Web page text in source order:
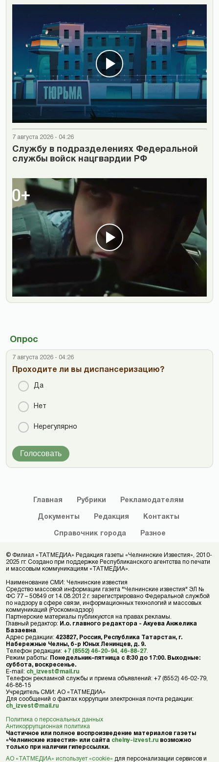
7 августа 2026 - 04:26
Cлужбу в подразделениях Федеральной
службы войск нацгвардии РФ
Опрос
7 августа 2026 - 04:26
Проходите ли вы диспансеризацию?
Да
Нет
Нерегулярно
Голосовать
Главная Рубрики Рекламодателям
Документы Редакция Контакты
Справочник города Разное
© Филиал «ТАТМЕДИА» Редакция газеты «Челнинские Известия», 2010-
2025 гг. Создано при поддержке Республиканского агентства по печати
и массовым коммуникациям «ТАТМЕДИА».
Наименование СМИ: Челнинские известия
Средство массовой информации газета "Челнинские известия" ЭЛ №
ФС 77 – 50849 от 14.08.2012 г. зарегистрировано Федеральной службой
по надзору в сфере связи, информационных технологий и массовых
коммуникаций (Роскомнадзор)
Партнерские материалы публикуются на правах рекламы.
Главный редактор: И.о. главного редактора - Акуева Анжелика
Базаевна
Адрес редакции: 423827, Россия, Республика Татарстан, г.
Набережные Челны, б-р Юных Ленинцев, д. 9.
Телефон редакции: +7 (8552) 46-20-94 46-88-27
Режим работы: Понедельник–пятница с 8:30 до 17:00. Выходные:
суббота, воскресенье.
E-mail: ch_izvest@mail.ru
Телефон рекламной службы и приема объявлений: +7 (8552) 46-02-79,
46-88-15
Учредитель СМИ: АО «ТАТМЕДИА»
Для сообщений о фактах коррупции электронная почта редакции:
ch_izvest@mail.ru
Политика о персональных данных
Антикоррупционная политика
Частичное или полное воспроизведение материалов газеты
«Челнинские известия» или сайта chelny-izvest.ru возможно
только при наличии гиперссылки.
АО «ТАТМЕДИА» использует «cookie» для персонализации сервисов и